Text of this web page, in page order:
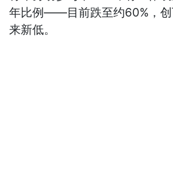
年比例——目前跌至约60%，
来新低。